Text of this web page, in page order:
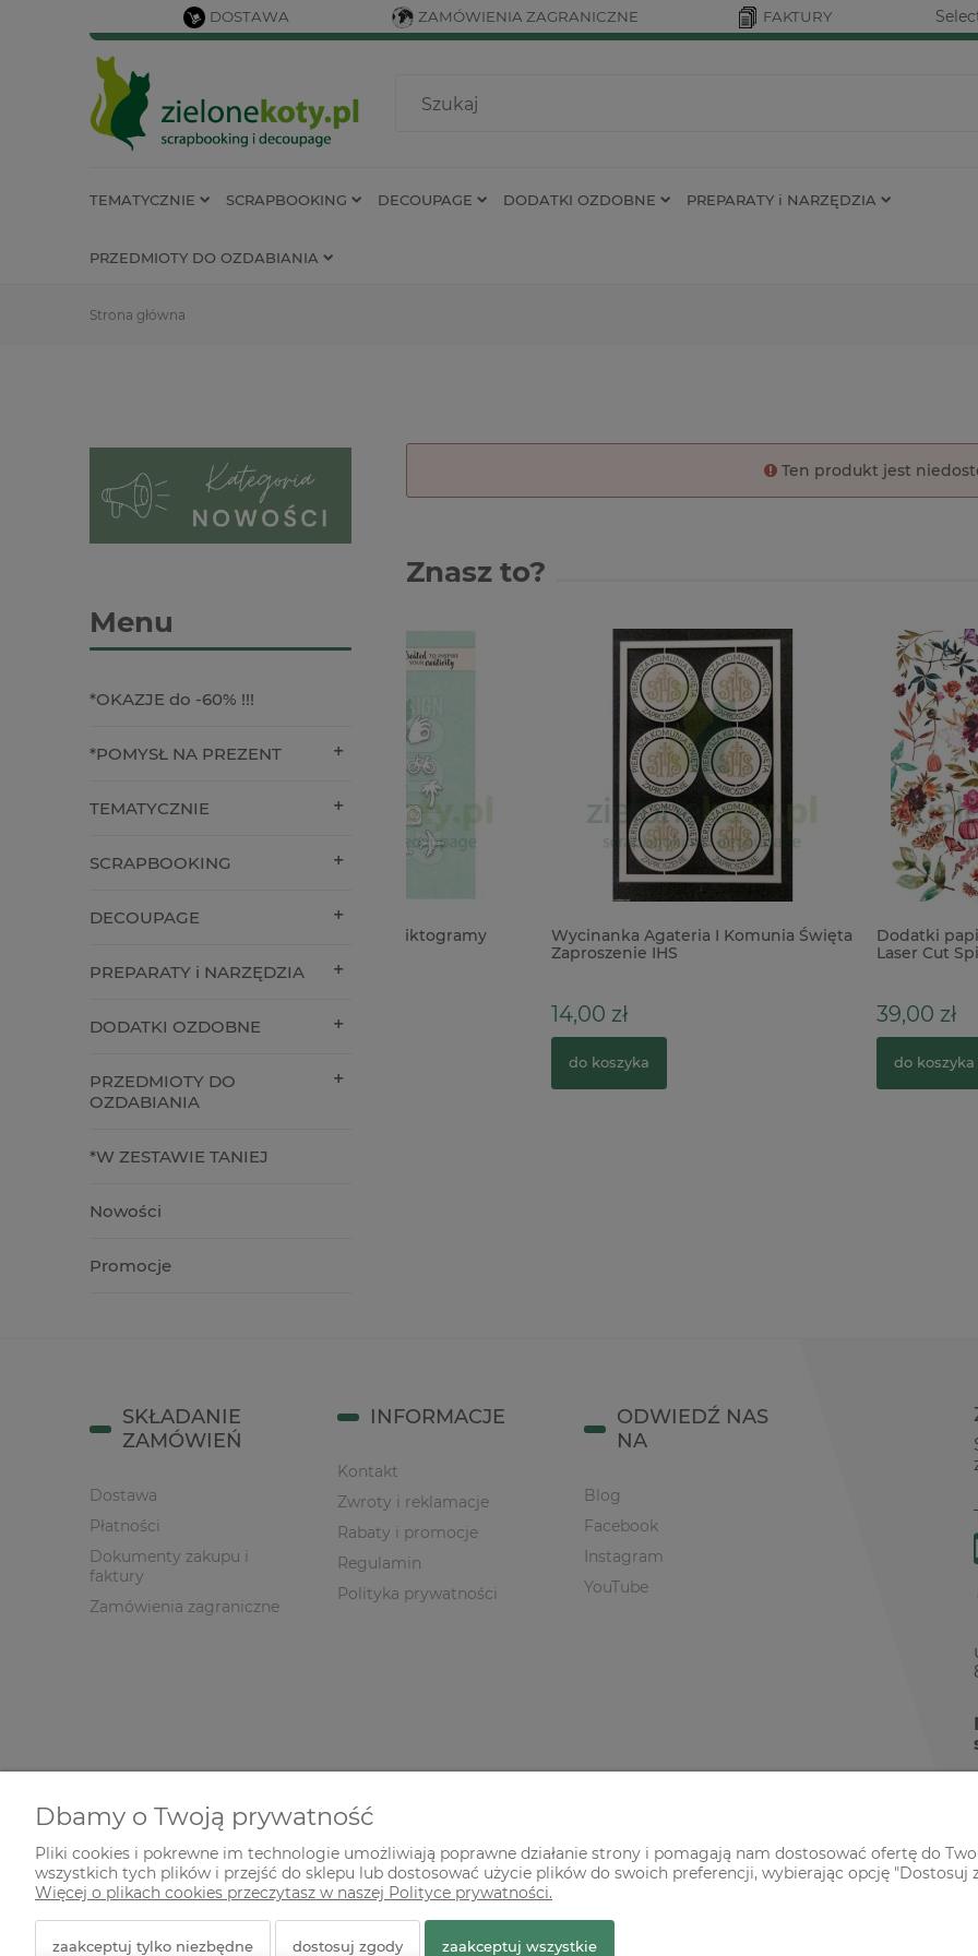
DOSTAWA ZAMÓWIENIA ZAGRANICZNE FAKTURY
TEMATYCZNIE SCRAPBOOKING DECOUPAGE DODATKI OZDOBNE PREPARATY i NARZĘDZIA
PRZEDMIOTY DO OZDABIANIA
Strona główna
Menu
*OKAZJE do -60% !!!
*POMYSŁ NA PREZENT
TEMATYCZNIE
SCRAPBOOKING
DECOUPAGE
PREPARATY i NARZĘDZIA
DODATKI OZDOBNE
PRZEDMIOTY DO
OZDABIANIA
*W ZESTAWIE TANIEJ
Nowości
Promocje
Ten produkt jest
Znasz to?
Wycinanka Agateria I Komunia Święta
Dodatki papierowe 49 and
Laser Cut Spice Wildflower
SKŁADANIE
ZAMÓWIEŃ
Dostawa
Płatności
Dokumenty zakupu i
faktury
Zamówienia zagraniczne
INFORMACJE
Kontakt
Zwroty i reklamacje
Rabaty i promocje
Regulamin
Polityka prywatności
ODWIEDŹ NAS
NA
Blog
Facebook
Instagram
YouTube
© 2026 zielonekoty.pl. Wszelkie prawa zastrzeżone.
Dbamy o Twoją prywatność
Pliki cookies i pokrewne im technologie umożliwiają poprawne działanie strony i pomagają nam dostosować ofertę do
wszystkich tych plików i przejść do sklepu lub dostosować użycie plików do swoich preferencji, wybierając opcję "Dostosuj
Więcej o plikach cookies przeczytasz w naszej Polityce prywatności.
zaakceptuj tylko niezbędne dostosuj zgody zaakceptuj wszystkie